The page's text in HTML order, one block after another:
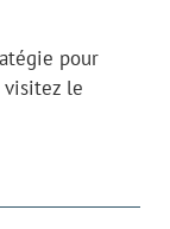
pour
visitez le